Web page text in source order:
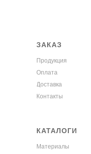
Материалы
КАТАЛОГИ
Контакты
Доставка
Оплата
Продукция
ЗАКАЗ